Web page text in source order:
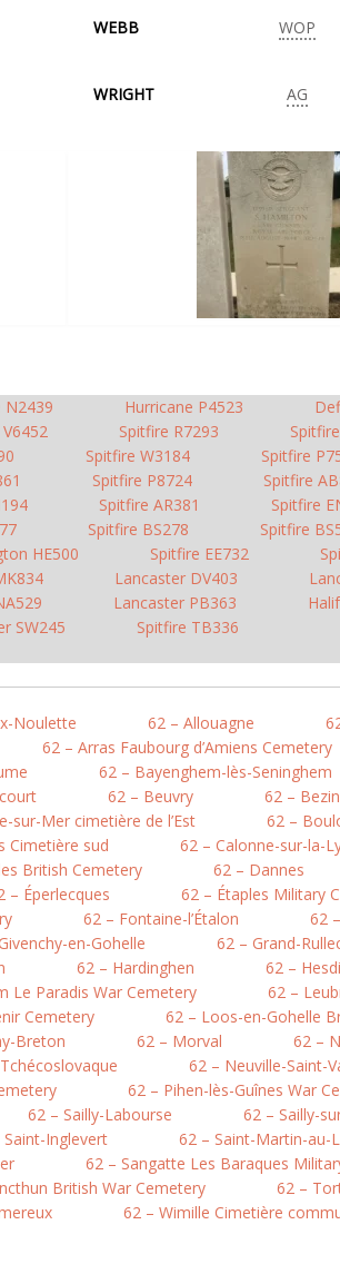
WEBB WOP
WRIGHT AG
N2439 Hurricane P4523
Spitfire R7293
Spitfire W3184 Spitfire
Spitfire P8724 Spitfire
Spitfire AR381 Spitfire
Spitfire BS278 Spitfire
HE500 Spitfire EE732
Lancaster DV403
Lancaster PB363
SW245 Spitfire TB336
Noulette 62 – Allouagne
62 – Arras Faubourg d’Amiens Cemetery
62 – Bayenghem-lès-Seninghem
62 – Beuvry 62 –
sur-Mer cimetière de l’Est 62 –
Cimetière sud 62 – Calonne-sur-la-
British Cemetery 62 – Dannes
– Éperlecques 62 – Étaples Military
62 – Fontaine-l’Étalon 62
en-Gohelle 62 – Grand-
62 – Hardinghen 62 –
Le Paradis War Cemetery 62 –
Cemetery
62 – Loos-en-Gohelle
Breton 62 – Morval
62 –
62 – Neuville-Saint-
62 – Pihen-lès-Guînes War
62 – Sailly-Labourse 62 – Sailly-
Saint-Inglevert 62 – Saint-Martin-au-
62 – Sangatte Les Baraques
British War Cemetery 62 –
62 – Wimille Cimetière